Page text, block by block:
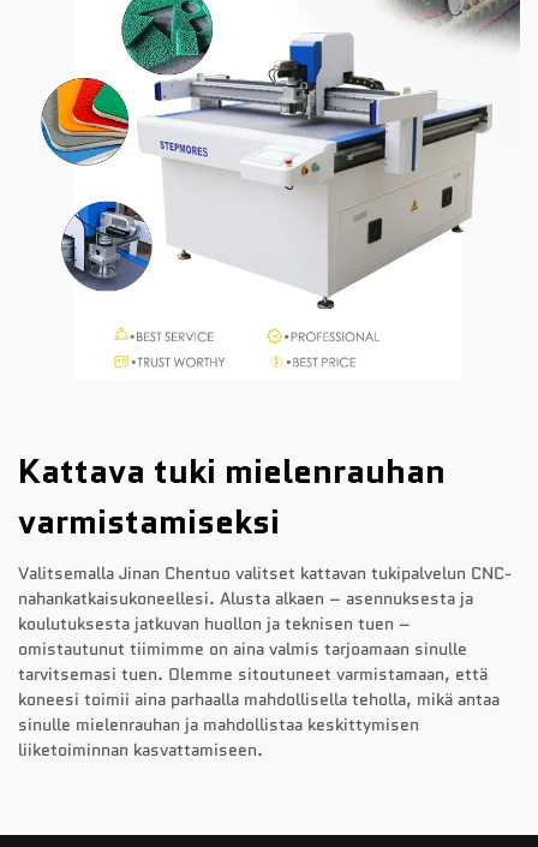
Kattava tuki mielenrauhan
varmistamiseksi
Valitsemalla Jinan Chentuo valitset kattavan tukipalvelun CNC-
nahankatkaisukoneellesi. Alusta alkaen – asennuksesta ja
koulutuksesta jatkuvan huollon ja teknisen tuen –
omistautunut tiimimme on aina valmis tarjoamaan sinulle
tarvitsemasi tuen. Olemme sitoutuneet varmistamaan, että
koneesi toimii aina parhaalla mahdollisella teholla, mikä antaa
sinulle mielenrauhan ja mahdollistaa keskittymisen
liiketoiminnan kasvattamiseen.